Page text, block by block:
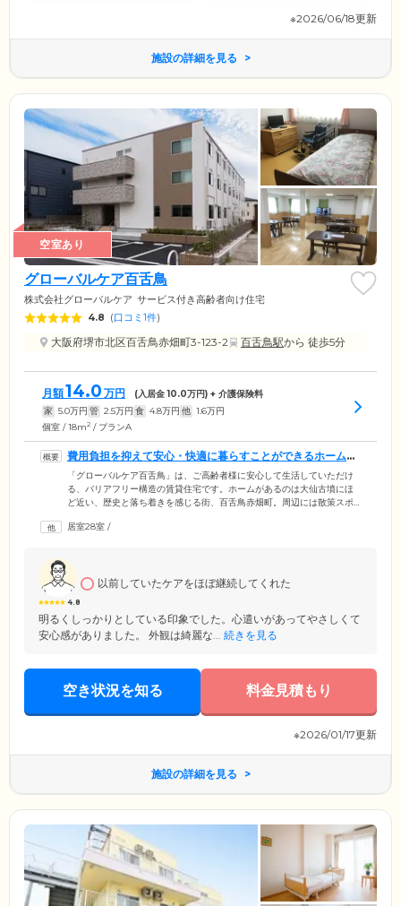
※2026/06/18更新
施設の詳細を見る
空室あり
グローバルケア百舌鳥
株式会社グローバルケア サービス付き高齢者向け住宅
4.8 (口コミ1件)
大阪府堺市北区百舌鳥赤畑町3-123-2 百舌鳥駅から 徒歩5分
月額14.0 万円 (入居金10.0万円) + 介護保険料
家 5.0万円 管 2.5万円 食 4.8万円 他 1.6万円
個室 / 18m2 / プランA
費用負担を抑えて安心・快適に暮らすことができるホームで
す「グローバルケア百舌鳥」は、ご高齢者様に安心して生活していただけ
る、バリアフリー構造の賃貸住宅です。ホームがあるのは大仙古墳にほ
ど近い、歴史と落ち着きを感じる街、百舌鳥赤畑町。周辺には散策スポ
できる環境です。館内にはスタッフが24時間常駐し、お食事の際のお声
居室28室 /
4.8
以前していたケアをほぼ継続してくれた
明るくしっかりとしている印象でした。心遣いがあってやさしくて
安心感がありました。 外観は綺麗な... 続きを見る
空き状況を知る 料金見積もり
※2026/01/17更新
施設の詳細を見る